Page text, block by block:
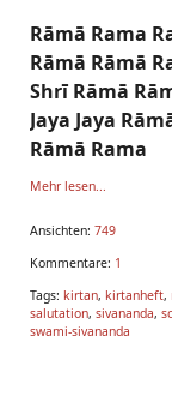
Rāmā Rama
Rāmā Rāmā
Shrī Rāmā
Jaya Jaya
Rāmā Rama
Mehr lesen...
Ansichten: 749
Kommentare: 1
Tags: kirtan, kirtanheft,
salutation, sivananda,
swami-sivananda